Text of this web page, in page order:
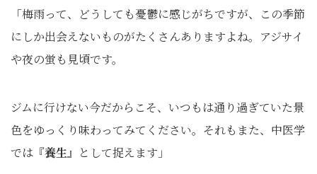
「梅雨って、どうしても憂鬱に感じがちですが、この季節
にしか出会えないものがたくさんありますよね。アジサイ
や夜の蛍も見頃です。
ジムに行けない今だからこそ、いつもは通り過ぎていた景
色をゆっくり味わってみてください。それもまた、中医学
では『養生』として捉えます」